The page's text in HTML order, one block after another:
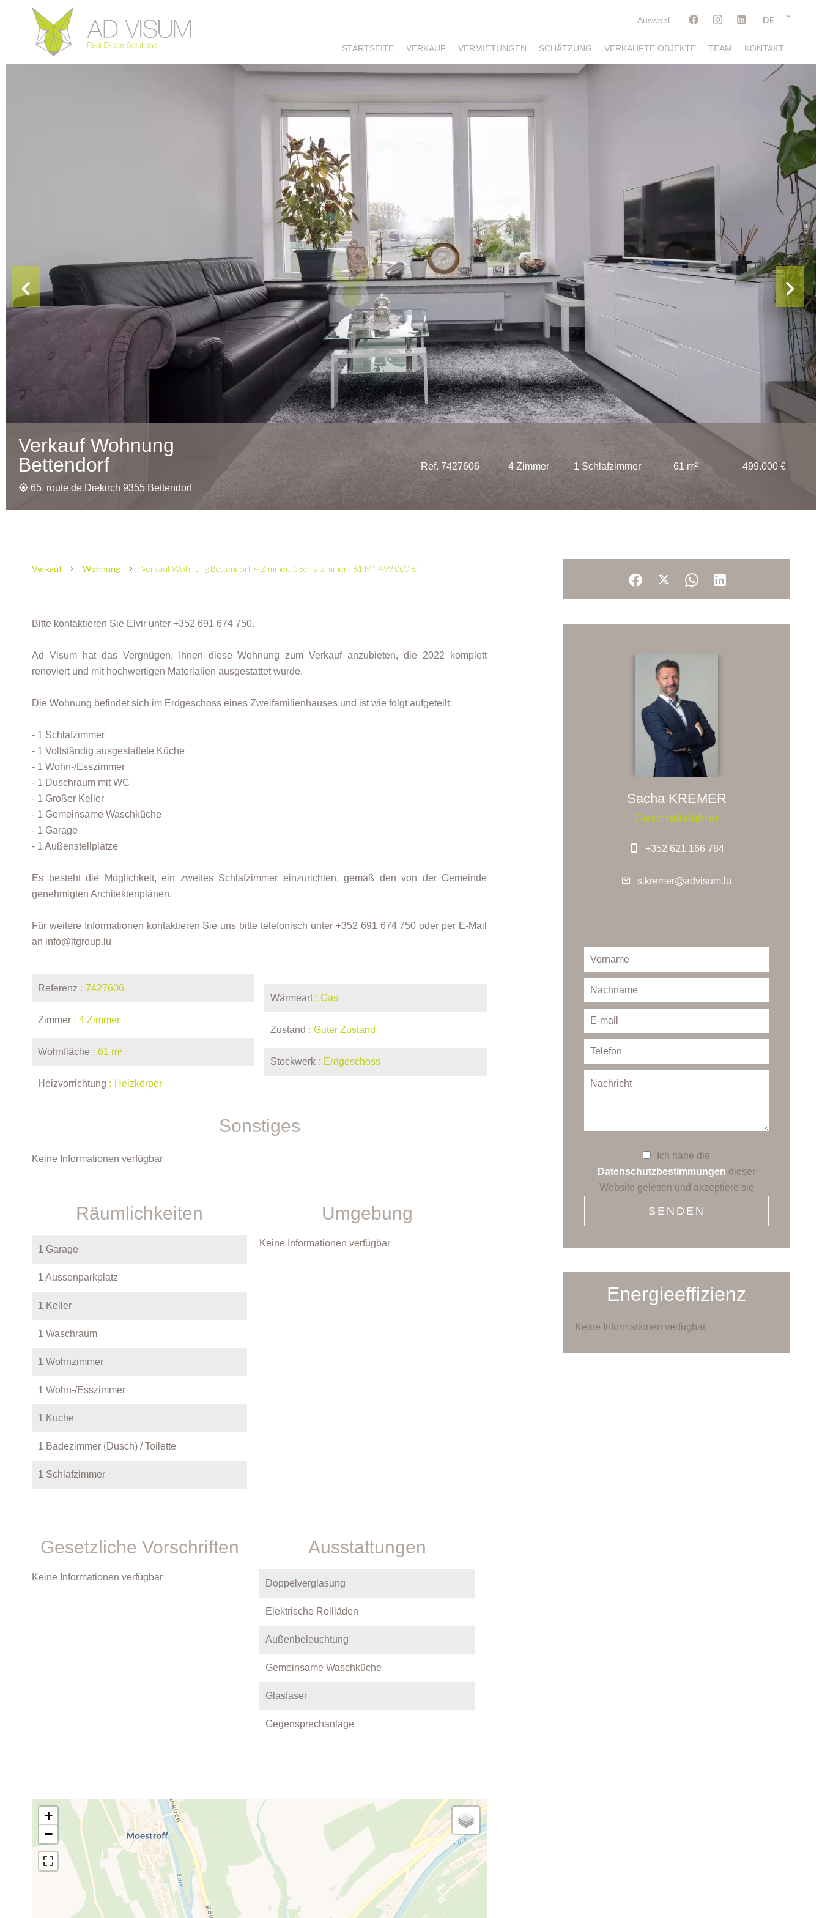
Auswahl DE
STARTSEITE VERKAUF VERMIETUNGEN SCHÄTZUNG VERKAUFTE OBJEKTE TEAM KONTAKT
Verkauf Wohnung
Bettendorf
65, route de Diekirch 9355 Bettendorf
Ref. 7427606 4 Zimmer 1 Schlafzimmer 61 m² 499.000 €
Verkauf Wohnung Verkauf Wohnung Bettendorf, 4 Zimmer, 1 Schlafzimmer , 61 M², 499.000 €
Bitte kontaktieren Sie Elvir unter +352 691 674 750.
Ad Visum hat das Vergnügen, Ihnen diese Wohnung zum Verkauf anzubieten, die 2022 komplett
renoviert und mit hochwertigen Materialien ausgestattet wurde.
Die Wohnung befindet sich im Erdgeschoss eines Zweifamilienhauses und ist wie folgt aufgeteilt:
- 1 Schlafzimmer
- 1 Vollständig ausgestattete Küche
- 1 Wohn-/Esszimmer
- 1 Duschraum mit WC
- 1 Großer Keller
- 1 Gemeinsame Waschküche
- 1 Garage
- 1 Außenstellplätze
Es besteht die Möglichkeit, ein zweites Schlafzimmer einzurichten, gemäß den von der Gemeinde
genehmigten Architektenplänen.
Für weitere Informationen kontaktieren Sie uns bitte telefonisch unter +352 691 674 750 oder per E-Mail
an info@ltgroup.lu
Referenz 7427606
Zimmer 4 Zimmer
Wohnfläche 61 m²
Heizvorrichtung Heizkörper
Wärmeart Gas
Zustand Guter Zustand
Stockwerk Erdgeschoss
Sonstiges
Keine Informationen verfügbar
Räumlichkeiten
1 Garage
1 Aussenparkplatz
1 Keller
1 Waschraum
1 Wohnzimmer
1 Wohn-/Esszimmer
1 Küche
1 Badezimmer (Dusch) / Toilette
1 Schlafzimmer
Umgebung
Keine Informationen verfügbar
Gesetzliche Vorschriften
Keine Informationen verfügbar
Ausstattungen
Doppelverglasung
Elektrische Rollläden
Außenbeleuchtung
Gemeinsame Waschküche
Glasfaser
Gegensprechanlage
+
−
Sacha KREMER
Geschäftsführer
+352 621 166 784
s.kremer@advisum.lu
Ich habe die
Datenschutzbestimmungen dieser
Website gelesen und akzeptiere sie
SENDEN
Energieeffizienz
Keine Informationen verfügbar